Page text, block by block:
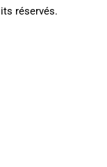
réservés.